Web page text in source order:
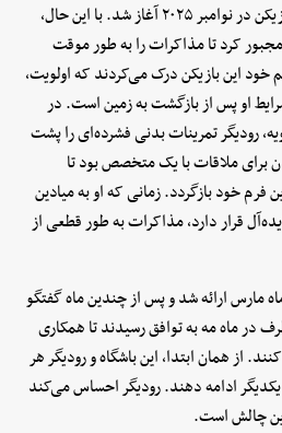
مذاکرات بین رئال مادرید و این بازیکن در نوامبر ۲۰۲۵ آغاز شد. با این حال،
کرد تا مذاکرات را به‌ طور موقت
این بازیکن درک می‌کردند که اولویت،
او پس از بازگشت به زمین است. در
رودیگر تمرینات بدنی فشرده‌ای را پشت
ملاقات با یک متخصص بود تا
خود بازگردد. زمانی که او به میادین
قرار دارد، مذاکرات به‌ طور قطعی از
مارس ارائه شد و پس از چندین ماه گفتگو
در ماه مه به توافق رسیدند تا همکاری
از همان ابتدا، این باشگاه و رودیگر هر
ادامه دهند. رودیگر احساس می‌کند
این چالش است.